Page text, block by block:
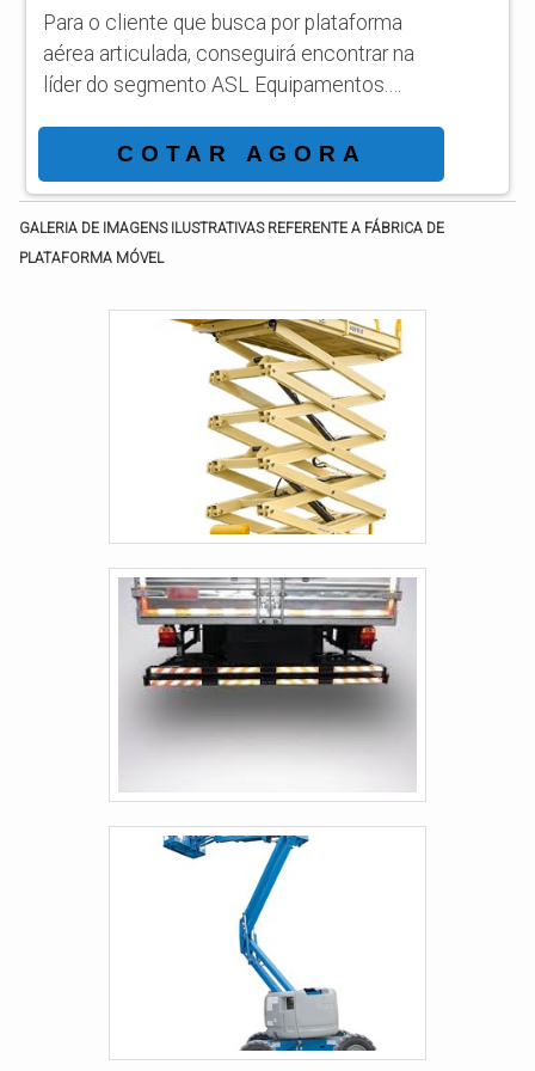
Para o cliente que busca por plataforma
aérea articulada, conseguirá encontrar na
líder do segmento ASL Equipamentos.
própria empresa e achando a líder em
qualidade. INFORMAÇÕES SOBRE
PLATAFORMA AÉREA ARTICULADA Quem
pesquisa na internet por plataforma aérea
Especializada em plataformas elevatórias
móveis de trabalho e plataformas...
COTAR AGORA
GALERIA DE IMAGENS ILUSTRATIVAS REFERENTE A FÁBRICA DE
PLATAFORMA MÓVEL